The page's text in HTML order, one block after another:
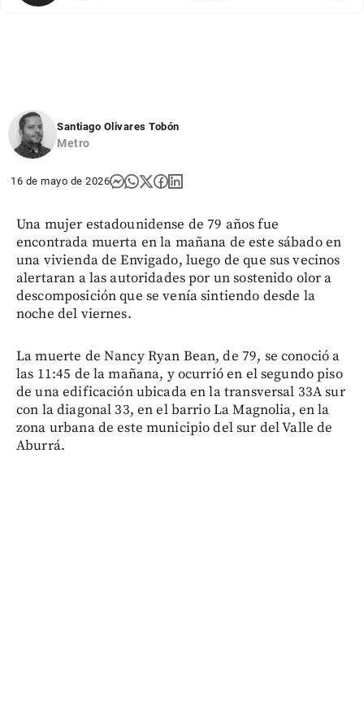
Santiago Olivares Tobón
Metro
16 de mayo de 2026
Una mujer estadounidense de 79 años fue
encontrada muerta en la mañana de este sábado en
una vivienda de Envigado, luego de que sus vecinos
alertaran a las autoridades por un sostenido olor a
descomposición que se venía sintiendo desde la
noche del viernes.
La muerte de Nancy Ryan Bean, de 79, se conoció a
las 11:45 de la mañana, y ocurrió en el segundo piso
de una edificación ubicada en la transversal 33A sur
con la diagonal 33, en el barrio La Magnolia, en la
zona urbana de este municipio del sur del Valle de
Aburrá.